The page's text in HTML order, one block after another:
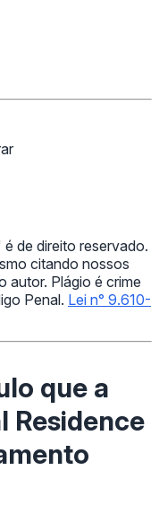
de direito reservado.
citando nossos
autor. Plágio é crime
Penal. Lei n° 9.610-
que a
Residence